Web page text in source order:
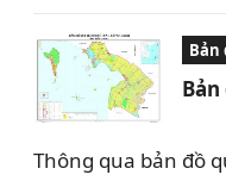
Bản
Thông qua bản đồ